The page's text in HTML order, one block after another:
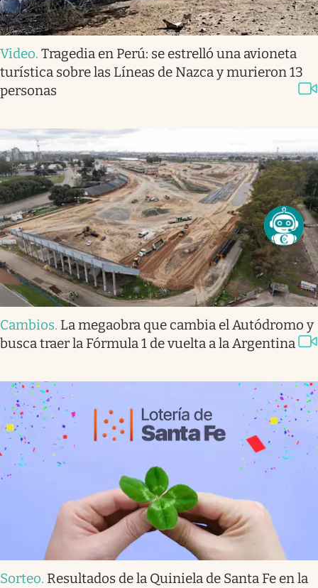
Video. Tragedia en Perú: se estrelló una avioneta
turística sobre las Líneas de Nazca y murieron 13
personas
Cambios. La megaobra que cambia el Autódromo y
busca traer la Fórmula 1 de vuelta a la Argentina
Sorteo. Resultados de la Quiniela de Santa Fe en la